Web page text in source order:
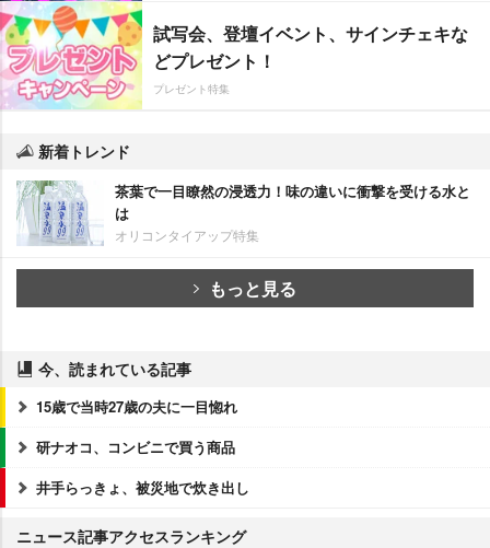
試写会、登壇イベント、サインチェキな
どプレゼント！
プレゼント特集
新着トレンド
茶葉で一目瞭然の浸透力！味の違いに衝撃を受ける水と
は
オリコンタイアップ特集
もっと見る
今、読まれている記事
15歳で当時27歳の夫に一目惚れ
研ナオコ、コンビニで買う商品
井手らっきょ、被災地で炊き出し
ニュース記事アクセスランキング